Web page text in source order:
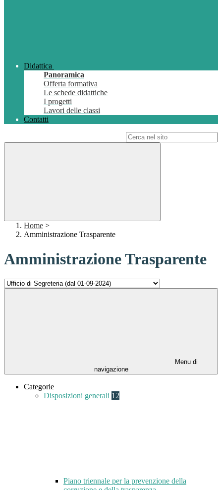
Didattica
Panoramica
Offerta formativa
Le schede didattiche
I progetti
Lavori delle classi
Contatti
Home >
Amministrazione Trasparente
Amministrazione Trasparente
Menu di
navigazione
Categorie
Disposizioni generali 12
Piano triennale per la prevenzione della